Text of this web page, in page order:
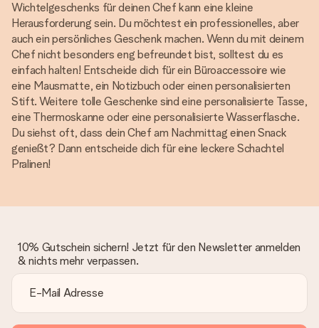
Wichtelgeschenks für deinen Chef kann eine kleine
Herausforderung sein. Du möchtest ein professionelles, aber
auch ein persönliches Geschenk machen. Wenn du mit deinem
Chef nicht besonders eng befreundet bist, solltest du es
einfach halten! Entscheide dich für ein Büroaccessoire wie
eine Mausmatte, ein Notizbuch oder einen personalisierten
Stift. Weitere tolle Geschenke sind eine personalisierte Tasse,
eine Thermoskanne oder eine personalisierte Wasserflasche.
Du siehst oft, dass dein Chef am Nachmittag einen Snack
genießt? Dann entscheide dich für eine leckere Schachtel
Pralinen!
10% Gutschein sichern! Jetzt für den Newsletter anmelden
& nichts mehr verpassen.